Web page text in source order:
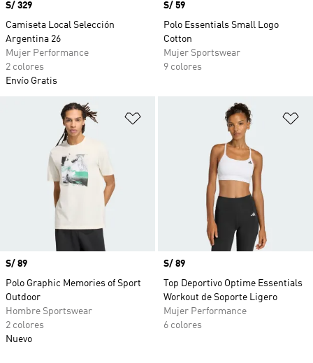
Precio
S/ 329
Camiseta Local Selección
Argentina 26
Mujer Performance
2 colores
Envío Gratis
Precio
S/ 59
Polo Essentials Small Logo
Cotton
Mujer Sportswear
9 colores
Añadir a la lista de deseos
Precio
S/ 89
Polo Graphic Memories of Sport
Outdoor
Hombre Sportswear
2 colores
Nuevo
Precio
S/ 89
Top Deportivo Optime Essentials
Workout de Soporte Ligero
Mujer Performance
6 colores